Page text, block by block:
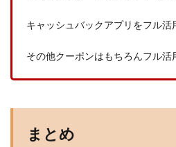
キャッシュバックアプリをフル活
その他クーポンはもちろんフル活
まとめ